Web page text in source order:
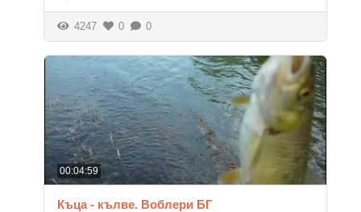
4247 0 0
00:04:59
Къца - кълве. Воблери БГ